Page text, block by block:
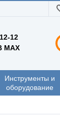
12
Инструменты и
оборудование